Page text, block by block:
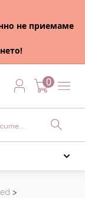
не приемаме
0
>